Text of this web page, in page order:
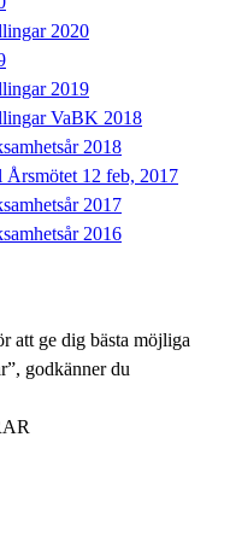
2020
2019
VaBK 2018
2018
12 feb, 2017
2017
2016
att ge dig bästa möjliga
godkänner du